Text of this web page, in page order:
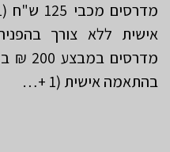
בהתאמה אישית (1 +…